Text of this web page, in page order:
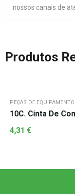
nossos canais de
Produtos
PEÇAS DE
10C. Cinta De
4,31 €